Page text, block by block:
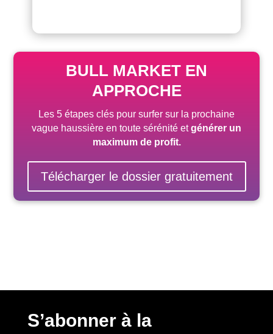
BULL MARKET EN
APPROCHE
Les 5 étapes clés pour surfer sur la prochaine
vague haussière en toute sérénité etgénérer un
maximum de profit.
Télécharger le dossier gratuitement
S’abonner à la